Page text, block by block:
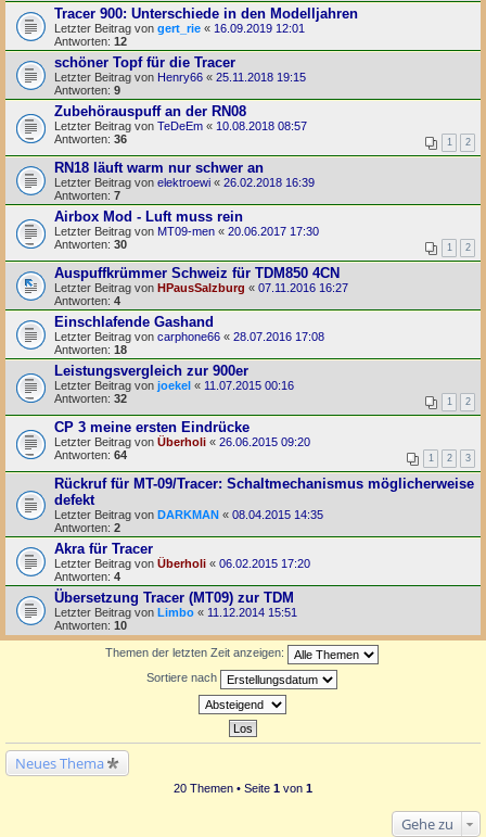
Tracer 900: Unterschiede in den Modelljahren
Letzter Beitrag von gert_rie « 16.09.2019 12:01
Antworten: 12
schöner Topf für die Tracer
Letzter Beitrag von Henry66 « 25.11.2018 19:15
Antworten: 9
Zubehörauspuff an der RN08
Letzter Beitrag von TeDeEm « 10.08.2018 08:57
Antworten: 36 1 2
RN18 läuft warm nur schwer an
Letzter Beitrag von elektroewi « 26.02.2018 16:39
Antworten: 7
Airbox Mod - Luft muss rein
Letzter Beitrag von MT09-men « 20.06.2017 17:30
Antworten: 30 1 2
Auspuffkrümmer Schweiz für TDM850 4CN
Letzter Beitrag von HPausSalzburg « 07.11.2016 16:27
Antworten: 4
Einschlafende Gashand
Letzter Beitrag von carphone66 « 28.07.2016 17:08
Antworten: 18
Leistungsvergleich zur 900er
Letzter Beitrag von joekel « 11.07.2015 00:16
Antworten: 32 1 2
CP 3 meine ersten Eindrücke
Letzter Beitrag von Überholi « 26.06.2015 09:20
Antworten: 64 1 2 3
Rückruf für MT-09/Tracer: Schaltmechanismus möglicherweise
defekt
Letzter Beitrag von DARKMAN « 08.04.2015 14:35
Antworten: 2
Akra für Tracer
Letzter Beitrag von Überholi « 06.02.2015 17:20
Antworten: 4
Übersetzung Tracer (MT09) zur TDM
Letzter Beitrag von Limbo « 11.12.2014 15:51
Antworten: 10
Themen der letzten Zeit anzeigen:
Sortiere nach
Neues Thema
20 Themen • Seite 1 von 1
Gehe zu